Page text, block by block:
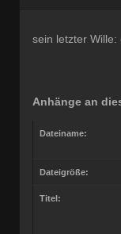
sein letzter
Anhänge an
Dateiname:
Dateigröße:
Titel: